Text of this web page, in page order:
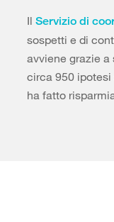
Il Servizio di
sospetti e di
avviene grazie
circa 950 ipotesi
ha fatto